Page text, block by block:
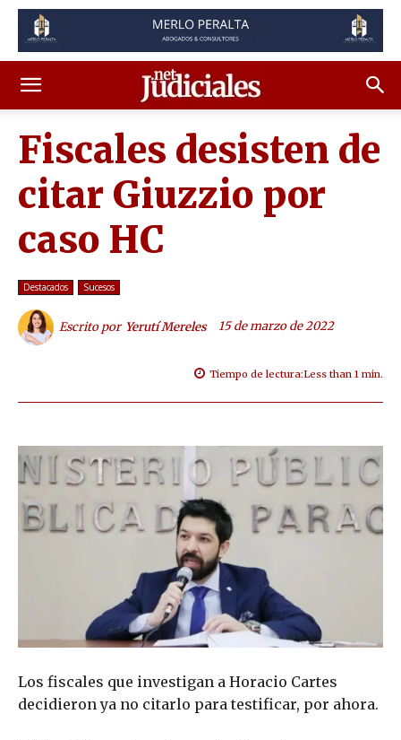
Fiscales desisten de
citar Giuzzio por
caso HC
Destacados Sucesos
Escrito por Yerutí Mereles 15 de marzo de 2022
Tiempo de lectura:Less than 1 min.
Los fiscales que investigan a Horacio Cartes
decidieron ya no citarlo para testificar, por ahora.